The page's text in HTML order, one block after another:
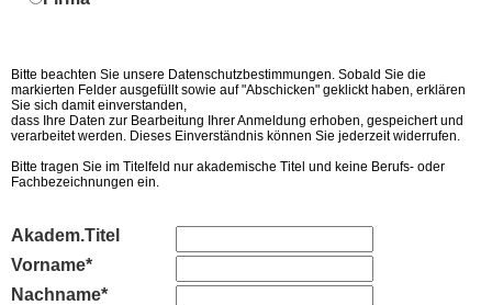
Bitte beachten Sie unsere Datenschutzbestimmungen. Sobald Sie die
markierten Felder ausgefüllt sowie auf "Abschicken" geklickt haben, erklären
Sie sich damit einverstanden,
dass Ihre Daten zur Bearbeitung Ihrer Anmeldung erhoben, gespeichert und
verarbeitet werden. Dieses Einverständnis können Sie jederzeit widerrufen.
Bitte tragen Sie im Titelfeld nur akademische Titel und keine Berufs- oder
Fachbezeichnungen ein.
Akadem.Titel
Vorname*
Nachname*